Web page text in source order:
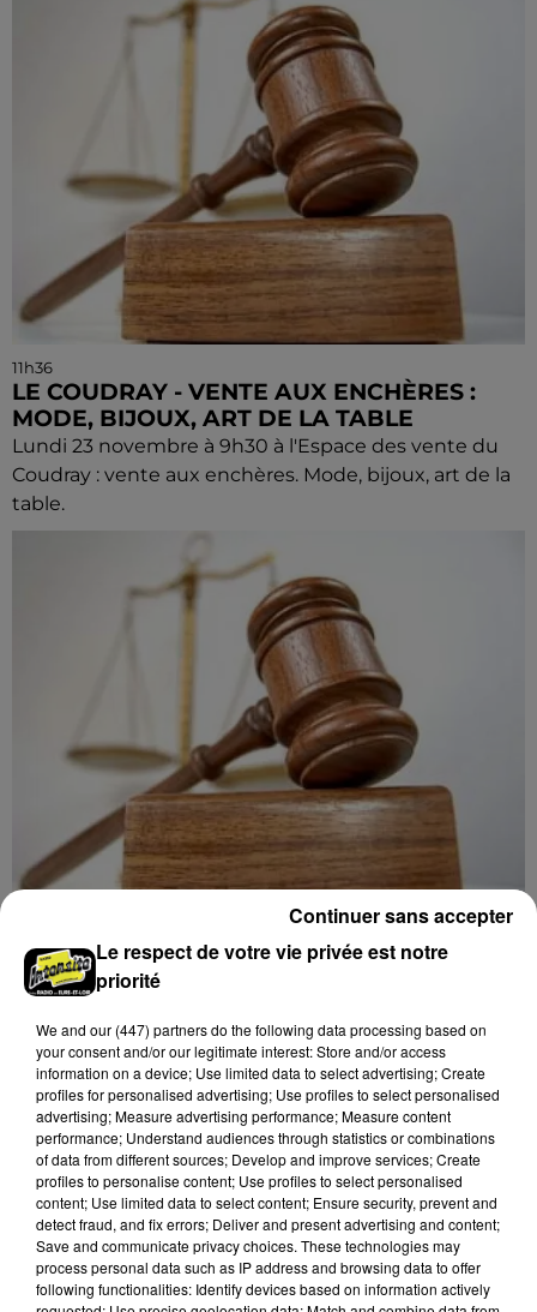
11h36
LE COUDRAY - VENTE AUX ENCHÈRES :
MODE, BIJOUX, ART DE LA TABLE
Lundi 23 novembre à 9h30 à l'Espace des vente du
Coudray : vente aux enchères. Mode, bijoux, art de la
table.
CHARTRES - VENTE AUX ENCHÈRES :
MONTRES, HORLOGERIE, BIJOUX
vente aux enchères. Montres, horlogerie, bijoux,
orfèvrerie.
Le respect de votre vie privée est notre
priorité
We and our (447) partnersdo the following data processing based on
your consent and/or our legitimate interest: Store and/or access
information on a device; Use limited data to select advertising; Create
profiles for personalised advertising; Use profiles to select personalised
advertising; Measure advertising performance; Measure content
performance; Understand audiences through statistics or combinations
of data from different sources; Develop and improve services; Create
profiles to personalise content; Use profiles to select personalised
content; Use limited data to select content; Ensure security, prevent and
detect fraud, and fix errors; Deliver and present advertising and content;
Save and communicate privacy choices. These technologies may
process personal data such as IP address and browsing data to offer
following functionalities: Identify devices based on information actively
Continuer sans accepter